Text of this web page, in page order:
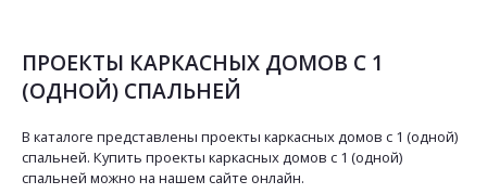
ПРОЕКТЫ КАРКАСНЫХ ДОМОВ С 1
(ОДНОЙ) СПАЛЬНЕЙ
В каталоге представлены проекты каркасных домов с 1 (одной)
спальней. Купить проекты каркасных домов с 1 (одной)
спальней можно на нашем сайте онлайн.